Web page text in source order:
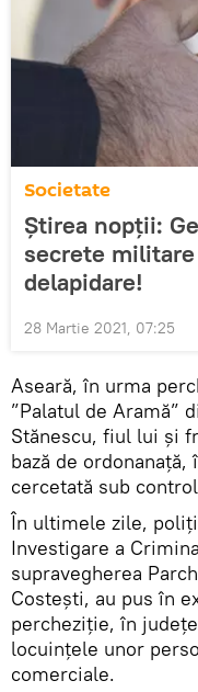
Societate
Știrea nopții:
secrete
delapidare!
28 Martie 2021, 07:25
Aseară, în urma
”Palatul de Aramă”
Stănescu, fiul lui şi
bază de
cercetată sub
În ultimele zile,
Investigare a
supravegherea
Costești, au pus în
percheziție, în
locuințele unor
comerciale.